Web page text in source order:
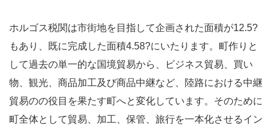
ホルゴス税関は市街地を目指して企画された面積が12.5?
もあり、既に完成した面積4.58?にいたります。町作りと
して過去の単一的な国境貿易から、ビジネス貿易、買い
物、観光、商品加工及び商品中継など、陸路における中継
貿易のの役目を果たす町へと変化しています。そのために
町全体として貿易、加工、保管、旅行を一本化させるイン